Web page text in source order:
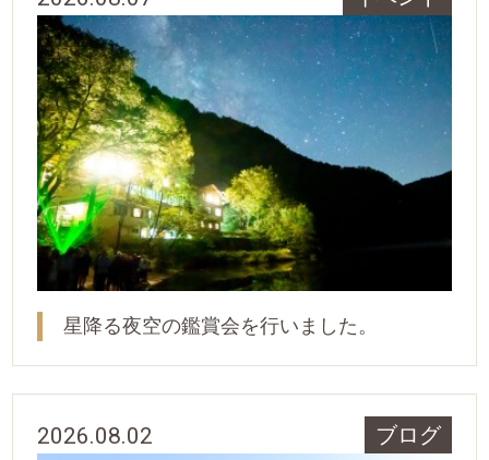
星降る夜空の鑑賞会を行いました。
2026.08.02 ブログ